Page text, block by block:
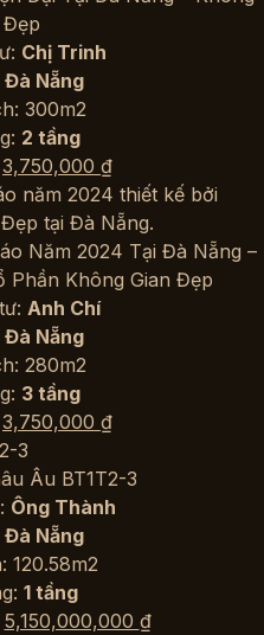
Đẹp
Chị Trinh
Đà Nẵng
300m2
2 tầng
Giá
gốc
là:
3,800,000 ₫.
3,750,000 ₫Giá
hiện
tại
là:
3,750,000 ₫.
Năm 2024 Tại Đà Nẵng –
Phần Không Gian Đẹp
Anh Chí
Đà Nẵng
280m2
3 tầng
Giá
gốc
là:
3,800,000 ₫.
3,750,000 ₫Giá
tại
là:
Âu BT1T2-3
Ông Thành
Đà Nẵng
120.58m2
1 tầng
Giá
5,150,000,000 ₫Giá